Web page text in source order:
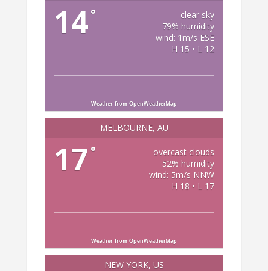
14°
clear sky
79% humidity
wind: 1m/s ESE
H 15 • L 12
Weather from OpenWeatherMap
MELBOURNE, AU
17 °
overcast clouds
52% humidity
wind: 5m/s NNW
H 18 • L 17
Weather from OpenWeatherMap
NEW YORK, US